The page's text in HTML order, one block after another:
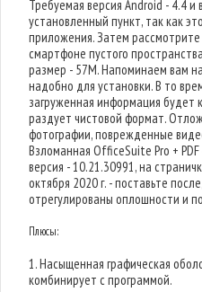
Требуемая версия Android - 4.4
установленный пункт, так как
приложения. Затем
смартфоне пустого
размер - 57M. Напоминаем вам
надобно для установки. В то
загруженная информация будет
раздует чистовой формат.
фотографии, поврежденные
Взломанная OfficeSuite Pro +
версия - 10.21.30991, на
октября 2020 г. - поставьте
отрегулированы оплошности и
Плюсы:
1. Насыщенная графическая
комбинирует с программой.